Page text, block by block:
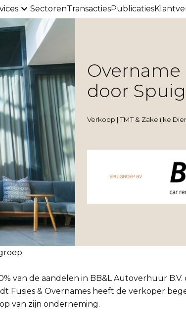
SectorenTransactiesPublicaties
door
Verkoop | TMT & Zakelijke
van de aandelen in BB&L Autoverhuur
Fusies & Overnames heeft de verkoper
van zijn onderneming.